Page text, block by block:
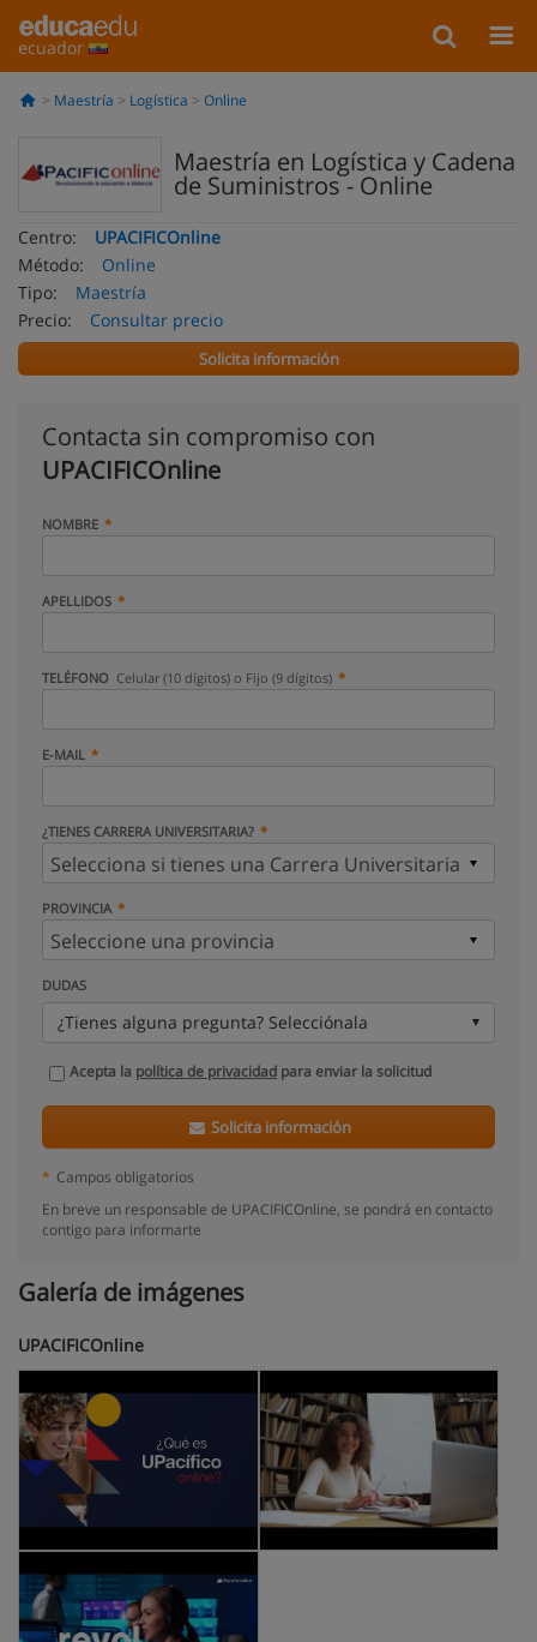
ecuador
Maestría Logística Online
Maestría en Logística y Cadena
de Suministros - Online
Centro:
UPACIFICOnline
Método:
Online
Tipo:
Maestría
Precio:
Consultar precio
Solicita información
Contacta sin compromiso con
UPACIFICOnline
NOMBRE
APELLIDOS
TELÉFONO Celular (10 dígitos) o Fijo (9 dígitos)
E-MAIL
¿TIENES CARRERA UNIVERSITARIA?
PROVINCIA
DUDAS
¿Tienes alguna pregunta? Selecciónala
Acepta la política de privacidad para enviar la solicitud
Solicita información
* Campos obligatorios
En breve un responsable de UPACIFICOnline, se pondrá en contacto
contigo para informarte
Galería de imágenes
UPACIFICOnline